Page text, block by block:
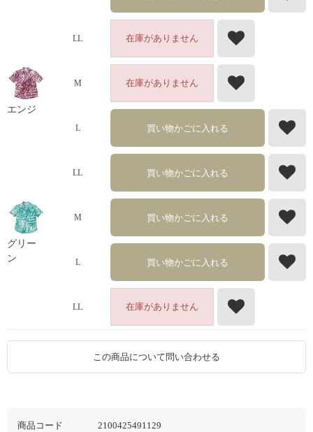
商品コード 2100425491129
LL 在庫がありません
エンジ
M 在庫がありません
L 買い物かごに入れる
LL 買い物かごに入れる
グリー
ン
M 買い物かごに入れる
L 買い物かごに入れる
LL 在庫がありません
この商品について問い合わせる